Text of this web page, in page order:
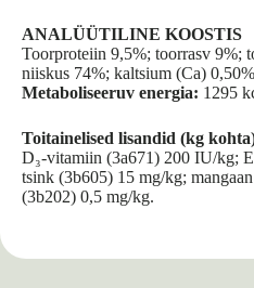
ANALÜÜTILINE KOOSTIS
Toorproteiin 9,5%; toorrasv 9%;
niiskus 74%; kaltsium (Ca)
Metaboliseeruv energia: 1295
Toitainelised lisandid (kg
D₃-vitamiin (3a671) 200 IU/kg;
tsink (3b605) 15 mg/kg;
(3b202) 0,5 mg/kg.